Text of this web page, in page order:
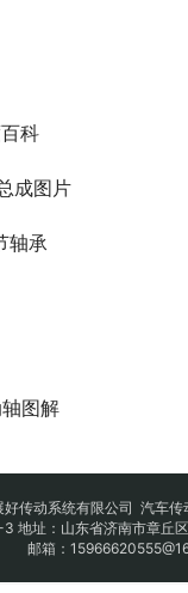
科
成图片
轴承
图解
传动系统有限公司 汽车传
3 地址：山东省济南市章丘
邮箱：